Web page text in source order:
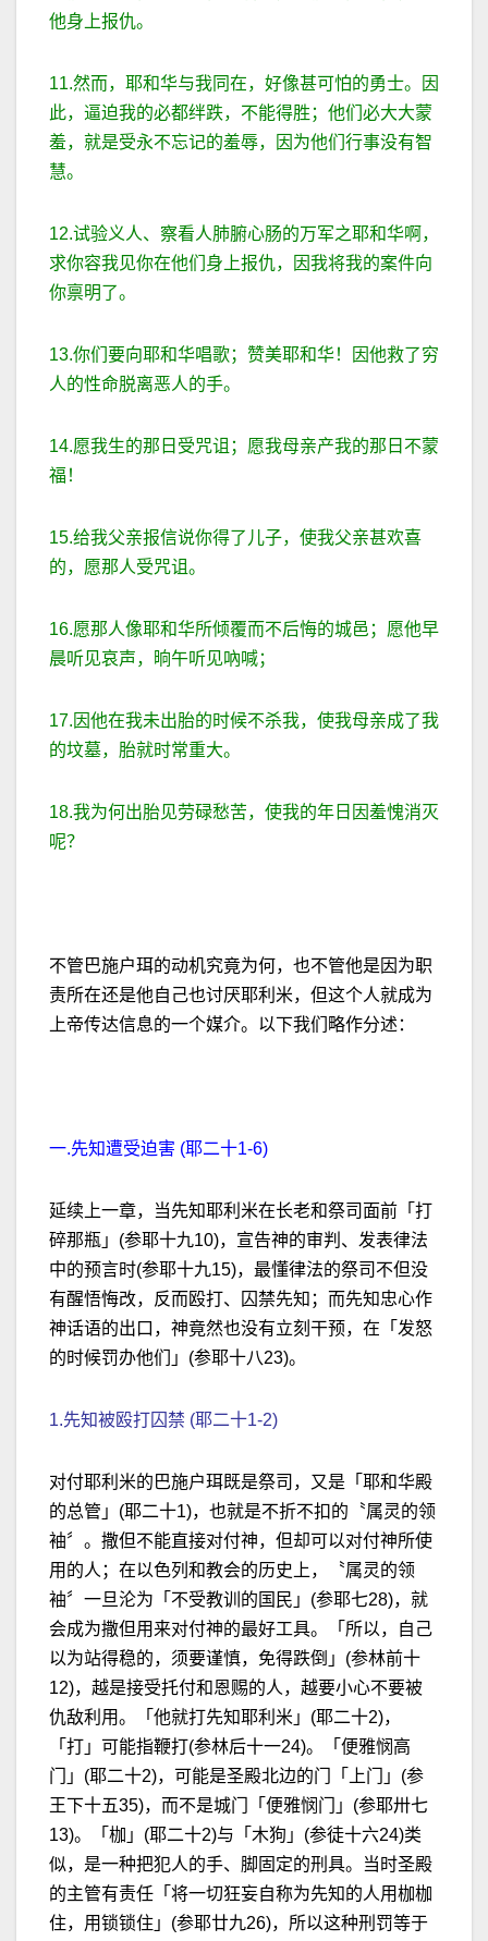
他身上报仇。
11.然而，耶和华与我同在，好像甚可怕的勇士。因
此，逼迫我的必都绊跌，不能得胜；他们必大大蒙
羞，就是受永不忘记的羞辱，因为他们行事没有智
慧。
12.试验义人、察看人肺腑心肠的万军之耶和华啊，
求你容我见你在他们身上报仇，因我将我的案件向
你禀明了。
13.你们要向耶和华唱歌；赞美耶和华！因他救了穷
人的性命脱离恶人的手。
14.愿我生的那日受咒诅；愿我母亲产我的那日不蒙
福！
15.给我父亲报信说你得了儿子，使我父亲甚欢喜
的，愿那人受咒诅。
16.愿那人像耶和华所倾覆而不后悔的城邑；愿他早
晨听见哀声，晌午听见吶喊；
17.因他在我未出胎的时候不杀我，使我母亲成了我
的坟墓，胎就时常重大。
18.我为何出胎见劳碌愁苦，使我的年日因羞愧消灭
呢？
不管巴施户珥的动机究竟为何，也不管他是因为职
责所在还是他自己也讨厌耶利米，但这个人就成为
上帝传达信息的一个媒介。以下我们略作分述：
一.先知遭受迫害 (耶二十1-6)
延续上一章，当先知耶利米在长老和祭司面前「打
碎那瓶」(参耶十九10)，宣告神的审判、发表律法
中的预言时(参耶十九15)，最懂律法的祭司不但没
有醒悟悔改，反而殴打、囚禁先知；而先知忠心作
神话语的出口，神竟然也没有立刻干预，在「发怒
的时候罚办他们」(参耶十八23)。
1.先知被殴打囚禁 (耶二十1-2)
对付耶利米的巴施户珥既是祭司，又是「耶和华殿
的总管」(耶二十1)，也就是不折不扣的〝属灵的领
袖〞。撒但不能直接对付神，但却可以对付神所使
用的人；在以色列和教会的历史上，〝属灵的领
袖〞一旦沦为「不受教训的国民」(参耶七28)，就
会成为撒但用来对付神的最好工具。「所以，自己
以为站得稳的，须要谨慎，免得跌倒」(参林前十
12)，越是接受托付和恩赐的人，越要小心不要被
仇敌利用。「他就打先知耶利米」(耶二十2)，
「打」可能指鞭打(参林后十一24)。「便雅悯高
门」(耶二十2)，可能是圣殿北边的门「上门」(参
王下十五35)，而不是城门「便雅悯门」(参耶卅七
13)。「枷」(耶二十2)与「木狗」(参徒十六24)类
似，是一种把犯人的手、脚固定的刑具。当时圣殿
的主管有责任「将一切狂妄自称为先知的人用枷枷
住，用锁锁住」(参耶廿九26)，所以这种刑罚等于